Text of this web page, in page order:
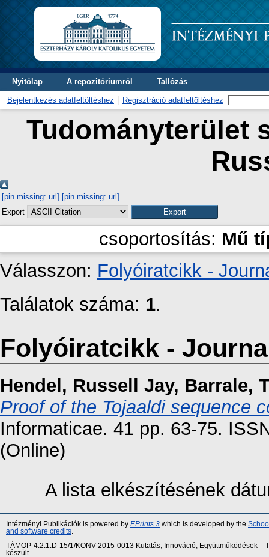
Nyitólap A repozitóriumról Tallózás
Bejelentkezés adatfeltöltéshez Regisztráció adatfeltöltéshez
Tudományterület
[pin missing: url] [pin missing: url]
Export
csoportosítás: Mű
Válasszon: Folyóiratcikk -
Találatok száma: 1.
Folyóiratcikk -
Hendel, Russell Jay, Barrale,
Proof of the Tojaaldi sequence
Informaticae. 41 pp. 63-75.
(Online)
A lista elkészítésének
Intézményi Publikációk is powered by EPrints 3 which is developed by the
and software credits
TÁMOP-4.2.1.D-15/1/KONV-2015-0013 Kutatás, Innováció, Együttműködések
készült.